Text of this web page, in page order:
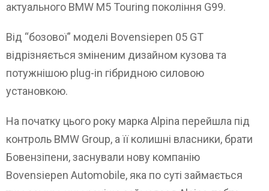
актуального BMW M5 Touring покоління G99.
Від “бозової” моделі Bovensiepen 05 GT
відрізняється зміненим дизайном кузова та
потужнішою plug-in гібридною силовою
установкою.
На початку цього року марка Alpina перейшла під
контроль BMW Group, а її колишні власники, брати
Бовензіпени, заснували нову компанію
Bovensiepen Automobile, яка по суті займається